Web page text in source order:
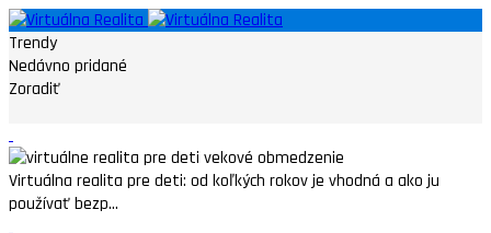
Trendy
Nedávno pridané
Zoradiť
Virtuálna realita pre deti: od koľkých rokov je vhodná a ako ju
používať bezp...